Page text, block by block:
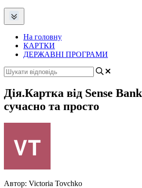
На головну
КАРТКИ
ДЕРЖАВНІ ПРОГРАМИ
Дія.Картка від Sense
сучасно та просто
Автор: Victoria Tovchko